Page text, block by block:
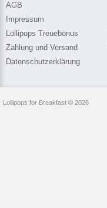
AGB
Impressum
Lollipops Treuebonus
Zahlung und Versand
Datenschutzerklärung
Lollipops for Breakfast © 2026